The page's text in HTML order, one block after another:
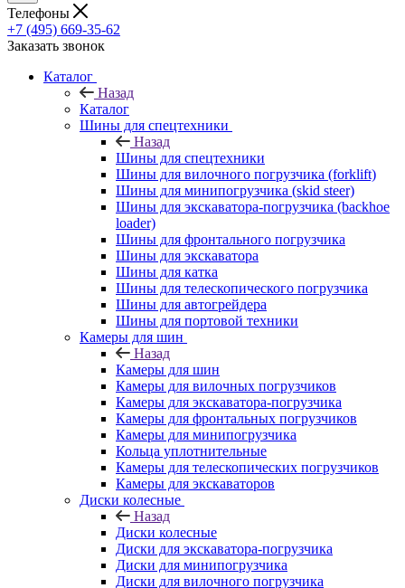
Телефоны
+7 (495) 669-35-62
Заказать звонок
Каталог
Назад
Каталог
Шины для спецтехники
Назад
Шины для спецтехники
Шины для вилочного погрузчика (forklift)
Шины для минипогрузчика (skid steer)
Шины для экскаватора-погрузчика (backhoe
loader)
Шины для фронтального погрузчика
Шины для экскаватора
Шины для катка
Шины для телескопического погрузчика
Шины для автогрейдера
Шины для портовой техники
Камеры для шин
Назад
Камеры для шин
Камеры для вилочных погрузчиков
Камеры для экскаватора-погрузчика
Камеры для фронтальных погрузчиков
Камеры для минипогрузчика
Кольца уплотнительные
Камеры для телескопических погрузчиков
Камеры для экскаваторов
Диски колесные
Назад
Диски колесные
Диски для экскаватора-погрузчика
Диски для минипогрузчика
Диски для вилочного погрузчика